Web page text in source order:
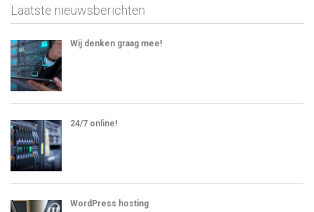
Laatste nieuwsberichten
Wij denken graag mee!
24/7 online!
WordPress hosting